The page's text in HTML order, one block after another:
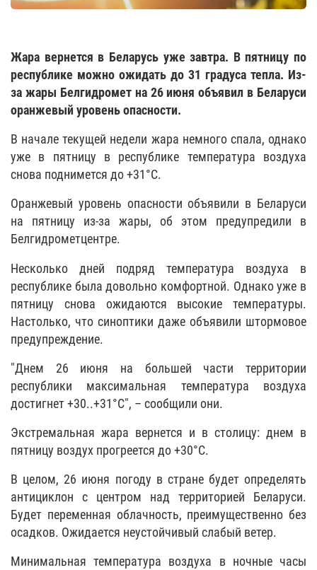
Жара вернется в Беларусь уже завтра. В пятницу по
республике можно ожидать до 31 градуса тепла. Из-
за жары Белгидромет на 26 июня объявил в Беларуси
оранжевый уровень опасности.
В начале текущей недели жара немного спала, однако
уже в пятницу в республике температура воздуха
снова поднимется до +31°С.
Оранжевый уровень опасности объявили в Беларуси
на пятницу из-за жары, об этом предупредили в
Белгидрометцентре.
Несколько дней подряд температура воздуха в
республике была довольно комфортной. Однако уже в
пятницу снова ожидаются высокие температуры.
Настолько, что синоптики даже объявили штормовое
предупреждение.
"Днем 26 июня на большей части территории
республики максимальная температура воздуха
достигнет +30..+31°С", – сообщили они.
Экстремальная жара вернется и в столицу: днем в
пятницу воздух прогреется до +30°С.
В целом, 26 июня погоду в стране будет определять
антициклон с центром над территорией Беларуси.
Будет переменная облачность, преимущественно без
осадков. Ожидается неустойчивый слабый ветер.
Минимальная температура воздуха в ночные часы